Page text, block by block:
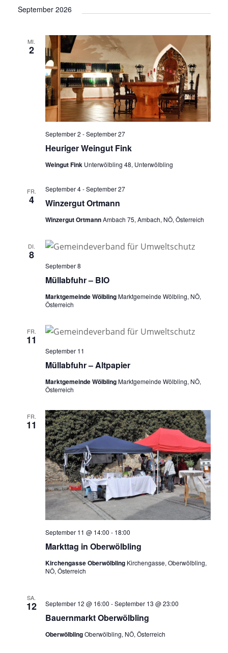
September 2026
MI.
2
Heuriger Weingut Fink
September 2 -September 27
Weingut Fink Unterwölbling 48, Unterwölbling
FR.
4 Winzergut Ortmann
September 4-September 27
Winzergut OrtmannAmbach 75, Ambach, NÖ, Österreich
DI.
8
Müllabfuhr – BIO
September 8
Marktgemeinde WölblingMarktgemeinde Wölbling, NÖ,
Österreich
FR.
11
Müllabfuhr – Altpapier
September 11
Marktgemeinde WölblingMarktgemeinde Wölbling, NÖ,
Österreich
FR.
11
Markttag in Oberwölbling
September 11 @ 14:00 - 18:00
Kirchengasse Oberwölbling Kirchengasse, Oberwölbling,
NÖ, Österreich
SA.
12
Bauernmarkt Oberwölbling
September 12 @ 16:00 -September 13 @ 23:00
OberwölblingOberwölbling, NÖ, Österreich